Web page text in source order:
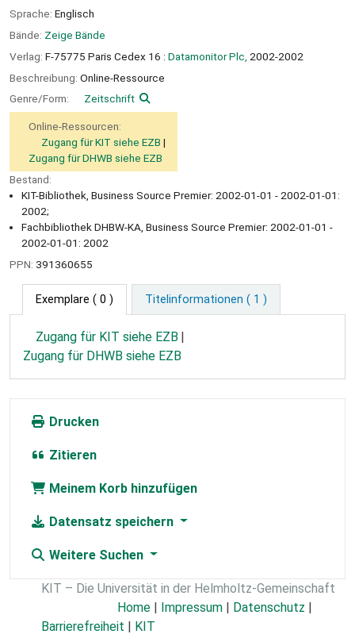
Sprache: Englisch
Bände: Zeige Bände
Verlag: F-75775 Paris Cedex 16 : Datamonitor Plc, 2002-2002
Beschreibung: Online-Ressource
Genre/Form:
Zeitschrift
Online-Ressourcen:
Zugang für KIT siehe EZB
Zugang für DHWB siehe EZB
Bestand:
KIT-Bibliothek, Business Source Premier: 2002-01-01 - 2002-01-01:
2002;
Fachbibliothek DHBW-KA, Business Source Premier: 2002-01-01 -
2002-01-01: 2002
PPN: 391360655
Exemplare ( 0 ) Titelinformationen ( 1 )
Zugang für KIT siehe EZB
Zugang für DHWB siehe EZB
Drucken
Zitieren
Meinem Korb hinzufügen
Datensatz speichern
Weitere Suchen
KIT – Die Universität in der Helmholtz-Gemeinschaft
Home | Impressum | Datenschutz |
Barrierefreiheit | KIT